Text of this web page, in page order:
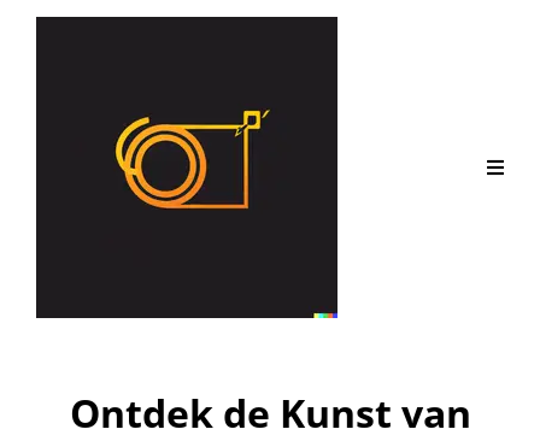
Ontdek de Kunst van